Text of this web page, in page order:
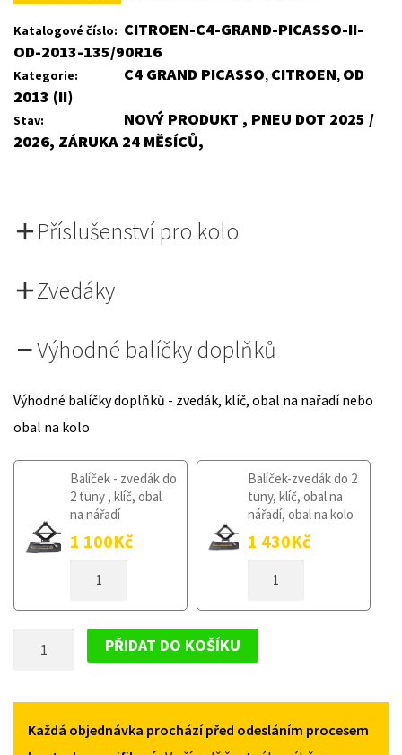
4
420Kč.
3
Katalogové číslo: CITROEN-C4-GRAND-PICASSO-II-
OD-2013-135/90R16
Kategorie: C4 GRAND PICASSO, CITROEN, OD
2013 (II)
Stav:
NOVÝ PRODUKT , PNEU DOT 2025 /
2026, ZÁRUKA 24 MĚSÍCŮ,
Příslušenství pro kolo
Zvedáky
Výhodné balíčky doplňků
Výhodné balíčky doplňků - zvedák, klíč, obal na nařadí nebo
obal na kolo
Balíček - zvedák do
2 tuny , klíč, obal
na nářadí
1 100Kč
KOLO
GRAND
PICASSO
135/90R16
MNOŽSTVÍ
Balíček-zvedák do 2
tuny, klíč, obal na
nářadí, obal na kolo
1 430Kč
KOLO
PICASSO
135/90R16
MNOŽSTVÍ
C4
GRAND
PICASSO
PŘIDAT DO KOŠÍKU
Každá objednávka prochází před odesláním procesem